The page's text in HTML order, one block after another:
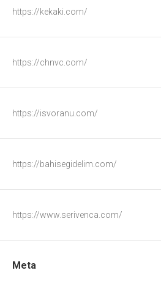
https://kekaki.com/
https://chnvc.com/
https://isvoranu.com/
https://bahisegidelim.com/
https://www.serivenca.com/
Meta